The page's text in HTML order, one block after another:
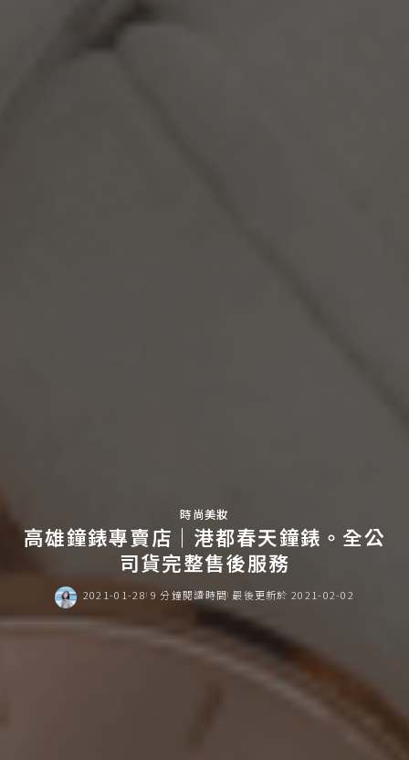
時尚美妝
高雄鐘錶專賣店｜港都春天鐘錶。全公
司貨完整售後服務
2021-01-28 9 分鐘閱讀時間 最後更新於 2021-02-02